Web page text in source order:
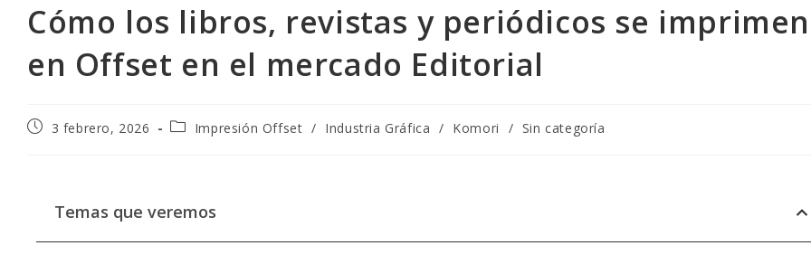
Cómo los libros, revistas y periódicos se imprimen
en Offset en el mercado Editorial
3 febrero, 2026 Impresión Offset / Industria Gráfica / Komori / Sin categoría
Temas que veremos